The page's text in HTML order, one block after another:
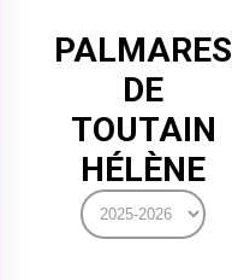
PALMARES
DE
TOUTAIN
HÉLÈNE